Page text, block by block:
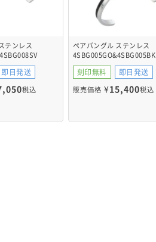
テンレス
即日発送
税込
ペアバングル ステンレス
4SBG005GO&4SBG005BK
刻印無料 即日発送
販売価格 ¥15,400税込